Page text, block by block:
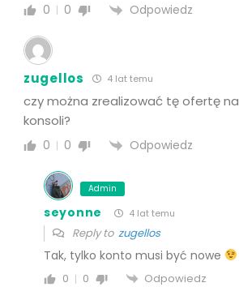
0 0 Odpowiedz
zugellos 4 lat temu
czy można zrealizować tę ofertę
konsoli?
0 0 Odpowiedz
Admin
seyonne 4 lat temu
Reply to zugellos
Tak, tylko konto musi być nowe
0 0 Odpowiedz